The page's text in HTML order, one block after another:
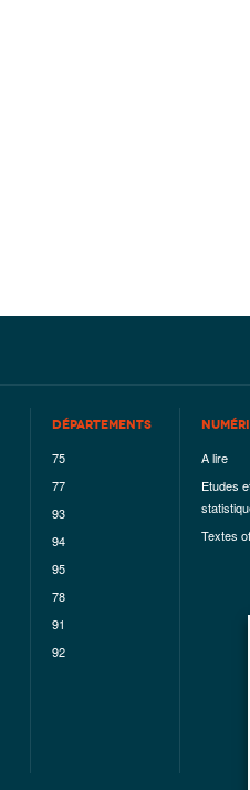
DÉPARTEMENTS
75
77
93
94
95
78
91
92
A lire
Etudes
Textes